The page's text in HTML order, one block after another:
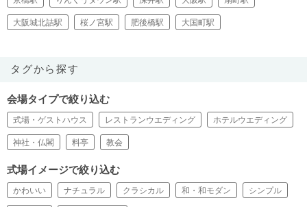
大阪城北詰駅 桜ノ宮駅 肥後橋駅 大国町駅
タグから探す
会場タイプで絞り込む
式場・ゲストハウス レストランウエディング ホテルウエディング
神社・仏閣 料亭 教会
式場イメージで絞り込む
かわいい ナチュラル クラシカル 和・和モダン シンプル